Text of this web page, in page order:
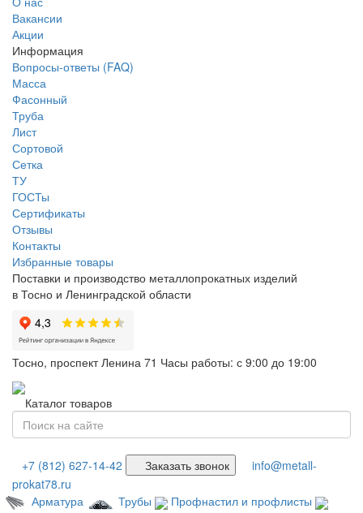
Вакансии
Акции
Информация
Вопросы-ответы (FAQ)
Масса
Фасонный
Труба
Лист
Сортовой
Сетка
ТУ
ГОСТы
Сертификаты
Отзывы
Контакты
Избранные товары
Поставки и производство металлопрокатных изделий
в Тосно и Ленинградской области
Тосно, проспект Ленина 71 Часы работы: с 9:00 до 19:00
Каталог товаров
+7 (812) 627-14-42 Заказать звонок
info@metall-
prokat78.ru
Арматура
Трубы
Профнастил и профлисты